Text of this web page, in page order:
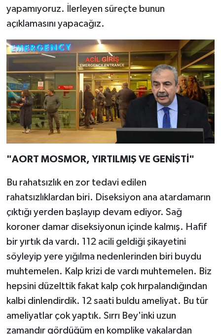
yapamıyoruz. İlerleyen süreçte bunun
açıklamasını yapacağız.
"AORT MOSMOR, YIRTILMIŞ VE GENİŞTİ"
Bu rahatsızlık en zor tedavi edilen
rahatsızlıklardan biri. Diseksiyon ana atardamarın
çıktığı yerden başlayıp devam ediyor. Sağ
koroner damar diseksiyonun içinde kalmış. Hafif
bir yırtık da vardı. 112 acili geldiği şikayetini
söyleyip yere yığılma nedenlerinden biri buydu
muhtemelen. Kalp krizi de vardı muhtemelen. Biz
hepsini düzelttik fakat kalp çok hırpalandığından
kalbi dinlendirdik. 12 saati buldu ameliyat. Bu tür
ameliyatlar çok yaptık. Sırrı Bey'inki uzun
zamandır gördüğüm en komplike vakalardan